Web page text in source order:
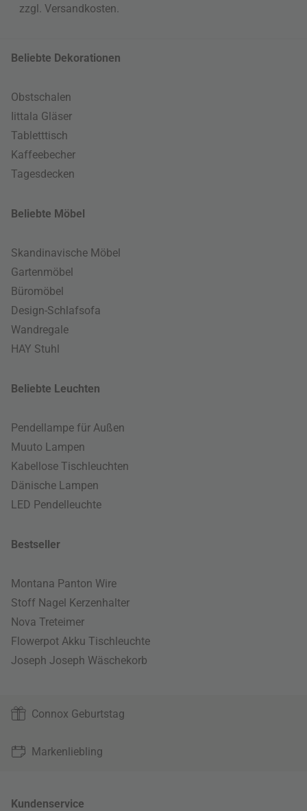
zzgl. Versandkosten
Beliebte Dekorationen
Obstschalen
Iittala Gläser
Tabletttisch
Kaffeebecher
Tagesdecken
Beliebte Möbel
Skandinavische Möbel
Gartenmöbel
Büromöbel
Design-Schlafsofa
Wandregale
HAY Stuhl
Beliebte Leuchten
Pendellampe für Außen
Muuto Lampen
Kabellose Tischleuchten
Dänische Lampen
LED Pendelleuchte
Bestseller
Montana Panton Wire
Stoff Nagel Kerzenhalter
Nova Treteimer
Flowerpot Akku Tischleuchte
Joseph Joseph Wäschekorb
Connox Geburtstag
Markenliebling
Kundenservice